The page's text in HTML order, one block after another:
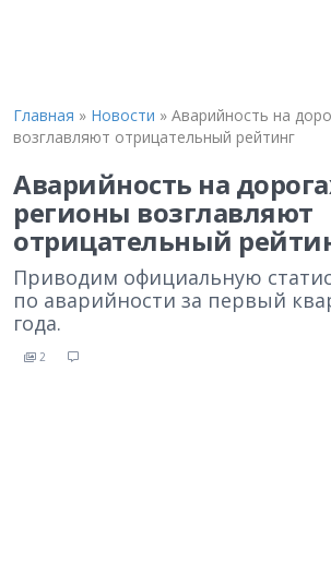
Главная » Новости » Аварийность на
возглавляют отрицательный рейтинг
Аварийность на
регионы возглавляют
отрицательный
Приводим официальную
по аварийности за первый
года.
2